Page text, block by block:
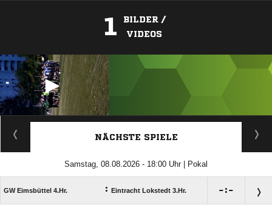
1
BILDER /
VIDEOS
ANZEIGE
NÄCHSTE SPIELE
Samstag, 08.08.2026 - 18:00 Uhr | Pokal
GW Eimsbüttel 4.Hr. : Eintracht Lokstedt 3.Hr. :